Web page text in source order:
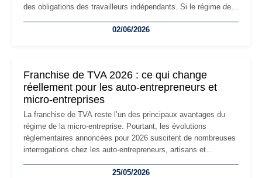
des obligations des travailleurs indépendants. Si le régime de
les auto-entrepreneurs devront s'adapter à un environnement
02/06/2026
Franchise de TVA 2026 : ce qui change
réellement pour les auto-entrepreneurs et
micro-entreprises
La franchise de TVA reste l’un des principaux avantages du
régime de la micro-entreprise. Pourtant, les évolutions
réglementaires annoncées pour 2026 suscitent de nombreuses
interrogations chez les auto-entrepreneurs, artisans et
facturation ou risque de bascule vers la TVA : les règles
25/05/2026